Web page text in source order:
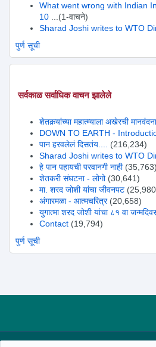
What went wrong with Indian
10
...(1-वाचने)
Sharad Joshi writes to WTO
पुर्ण सूची
सर्वकाळ सर्वाधिक वाचन झालेले
शेतकर्‍यांच्या महात्म्याला अखेरची मानवंदना
DOWN TO EARTH -
पान हरवलेलं दिसतंय....
(216,234)
Sharad Joshi writes to WTO
हे पान पहायची परवानगी नाही (35,763)
शेतकरी संघटना - लोगो (30,641)
मा. शरद जोशी यांचा जीवनपट
अंगारमळा - आत्मचरित्र (20,658)
युगात्मा शरद जोशी यांचा ८१ वा
Contact (19,794)
पुर्ण सूची